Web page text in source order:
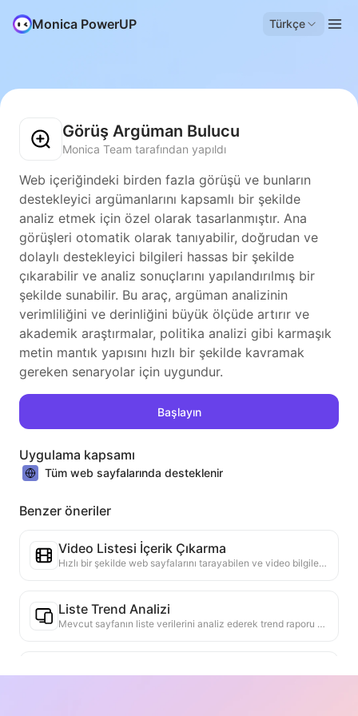
Monica PowerUP Türkçe
Görüş Argüman Bulucu
Monica Team tarafından yapıldı
Web içeriğindeki birden fazla görüşü ve bunların
destekleyici argümanlarını kapsamlı bir şekilde
analiz etmek için özel olarak tasarlanmıştır. Ana
görüşleri otomatik olarak tanıyabilir, doğrudan ve
dolaylı destekleyici bilgileri hassas bir şekilde
çıkarabilir ve analiz sonuçlarını yapılandırılmış bir
şekilde sunabilir. Bu araç, argüman analizinin
verimliliğini ve derinliğini büyük ölçüde artırır ve
akademik araştırmalar, politika analizi gibi karmaşık
metin mantık yapısını hızlı bir şekilde kavramak
gereken senaryolar için uygundur.
Başlayın
Uygulama kapsamı
Tüm web sayfalarında desteklenir
Benzer öneriler
Video Listesi İçerik Çıkarma
Hızlı bir şekilde web sayfalarını tarayabilen ve video bilgilerini yapılandırılmış Markdown tablosuna düzenleyebilen verimli bir web video içerik çıkarma aracı.
Liste Trend Analizi
Mevcut sayfanın liste verilerini analiz ederek trend raporu oluşturun. Popüler kategorileri, hızla yükselen ürün türlerini ve yeni teknolojileri tanımlayın. En son ürün trendlerini ve pazar hareketlerini anlamanıza yardımcı olacak anlık pazar içgörüleri sağlayın.